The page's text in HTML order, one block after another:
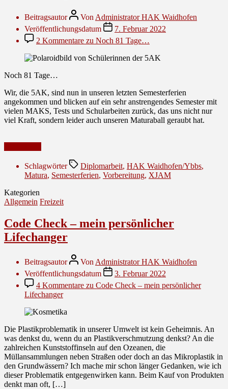
Beitragsautor Von Administrator HAK Waidhofen
Veröffentlichungsdatum
7. Februar 2022
2 Kommentare zu Noch 81 Tage…
Noch 81 Tage…
Wir, die 5AK, sind nun in unseren letzten Semesterferien
angekommen und blicken auf ein sehr anstrengendes Semester mit
vielen MAKS, Tests und Schularbeiten zurück, das uns nicht nur
viel Kraft, sondern leider auch unseren Maturaball geraubt hat.
Schlagwörter Diplomarbeit, HAK Waidhofen/Ybbs,
Matura, Semesterferien, Vorbereitung, XJAM
Kategorien
Allgemein Freizeit
Code Check – mein persönlicher
Lifechanger
Beitragsautor Von Administrator HAK Waidhofen
Veröffentlichungsdatum
3. Februar 2022
4 Kommentare zu Code Check – mein persönlicher
Lifechanger
Die Plastikproblematik in unserer Umwelt ist kein Geheimnis. An
was denkst du, wenn du an Plastikverschmutzung denkst? An die
zahlreichen Kunststoffinseln auf den Ozeanen, die
Müllansammlungen neben Straßen oder doch an das Mikroplastik in
den Grundwässern? Ich mache mir schon länger Gedanken, wie ich
dieser Problematik entgegenwirken kann. Beim Kauf von Produkten
denkt man oft, […]